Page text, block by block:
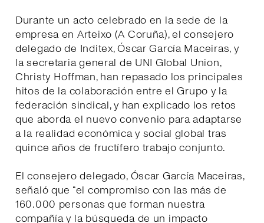
Durante un acto celebrado en la sede de la
empresa en Arteixo (A Coruña), el consejero
delegado de Inditex, Óscar García Maceiras, y
la secretaria general de UNI Global Union,
Christy Hoffman, han repasado los principales
hitos de la colaboración entre el Grupo y la
federación sindical, y han explicado los retos
que aborda el nuevo convenio para adaptarse
a la realidad económica y social global tras
quince años de fructífero trabajo conjunto.
El consejero delegado, Óscar García Maceiras,
señaló que “el compromiso con las más de
160.000 personas que forman nuestra
compañía y la búsqueda de un impacto